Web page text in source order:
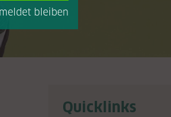
Quicklinks
bleiben